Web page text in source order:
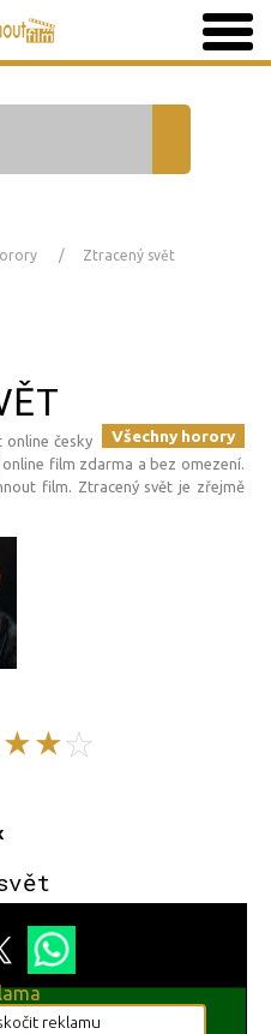
Ztracený svět
Všechny horory
česky
film zdarma a bez omezení.
film. Ztracený svět je zřejmě
reklamu